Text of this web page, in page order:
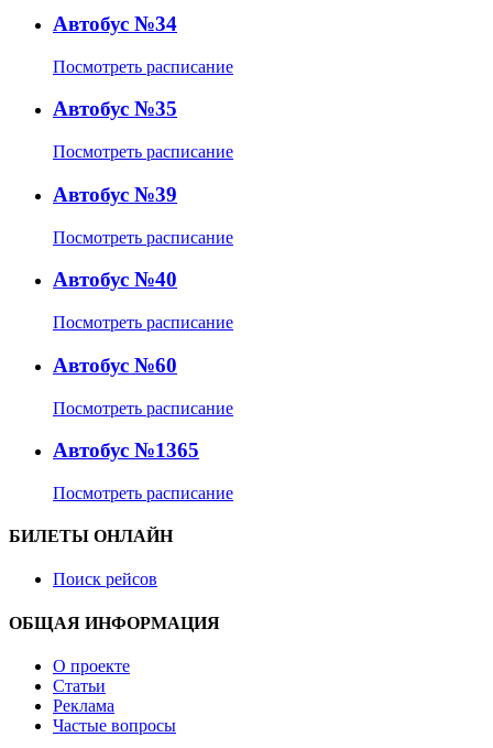
Автобус №34
Посмотреть расписание
Автобус №35
Посмотреть расписание
Автобус №39
Посмотреть расписание
Автобус №40
Посмотреть расписание
Автобус №60
Посмотреть расписание
Автобус №1365
Посмотреть расписание
БИЛЕТЫ ОНЛАЙН
Поиск рейсов
ОБЩАЯ ИНФОРМАЦИЯ
О проекте
Статьи
Реклама
Частые вопросы